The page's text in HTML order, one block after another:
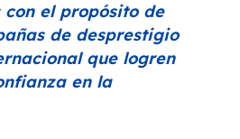
el propósito de
de desprestigio
que logren
en la